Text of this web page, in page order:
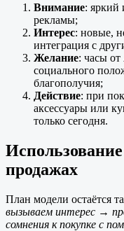
Внимание: яркий
рекламы;
Интерес: новые,
интеграция с
Желание: часы
социального
благополучия;
Действие: при
аксессуары или
только сегодня.
продажах
План модели остаётся
вызываем интерес →
сомнения к покупке с